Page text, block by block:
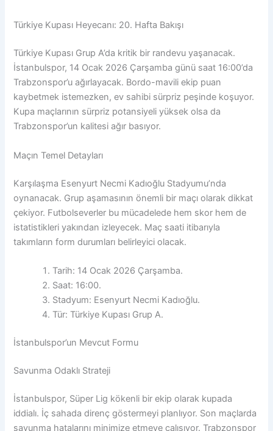
Türkiye Kupası Heyecanı: 20. Hafta Bakışı
Türkiye Kupası Grup A’da kritik bir randevu yaşanacak.
İstanbulspor, 14 Ocak 2026 Çarşamba günü saat 16:00’da
Trabzonspor’u ağırlayacak. Bordo-mavili ekip puan
kaybetmek istemezken, ev sahibi sürpriz peşinde koşuyor.
Kupa maçlarının sürpriz potansiyeli yüksek olsa da
Trabzonspor’un kalitesi ağır basıyor.
Maçın Temel Detayları
Karşılaşma Esenyurt Necmi Kadıoğlu Stadyumu’nda
oynanacak. Grup aşamasının önemli bir maçı olarak dikkat
çekiyor. Futbolseverler bu mücadelede hem skor hem de
istatistikleri yakından izleyecek. Maç saati itibarıyla
takımların form durumları belirleyici olacak.
Tarih: 14 Ocak 2026 Çarşamba.
Saat: 16:00.
Stadyum: Esenyurt Necmi Kadıoğlu.
Tür: Türkiye Kupası Grup A.
İstanbulspor’un Mevcut Formu
Savunma Odaklı Strateji
İstanbulspor, Süper Lig kökenli bir ekip olarak kupada
iddialı. İç sahada direnç göstermeyi planlıyor. Son maçlarda
savunma hatalarını minimize etmeye çalışıyor. Trabzonspor